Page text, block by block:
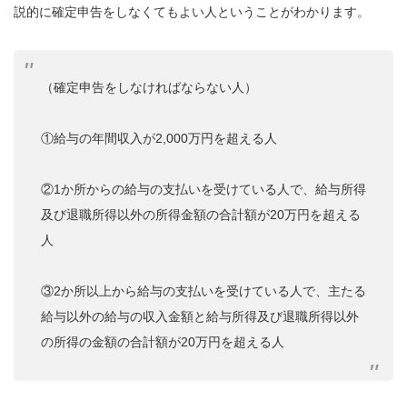
説的に確定申告をしなくてもよい人ということがわかります。
（確定申告をしなければならない人）
①給与の年間収入が2,000万円を超える人
②1か所からの給与の支払いを受けている人で、給与所得
及び退職所得以外の所得金額の合計額が20万円を超える
人
③2か所以上から給与の支払いを受けている人で、主たる
給与以外の給与の収入金額と給与所得及び退職所得以外
の所得の金額の合計額が20万円を超える人